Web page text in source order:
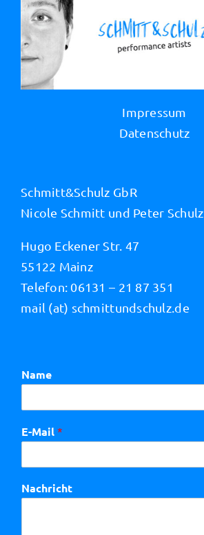
Impressum
Datenschutz
Schmitt&Schulz GbR
Nicole Schmitt und Peter Schulz
Hugo Eckener Str. 47
55122 Mainz
Telefon: 06131 – 21 87 351
mail (at) schmittundschulz.de
Name
E-Mail *
Nachricht